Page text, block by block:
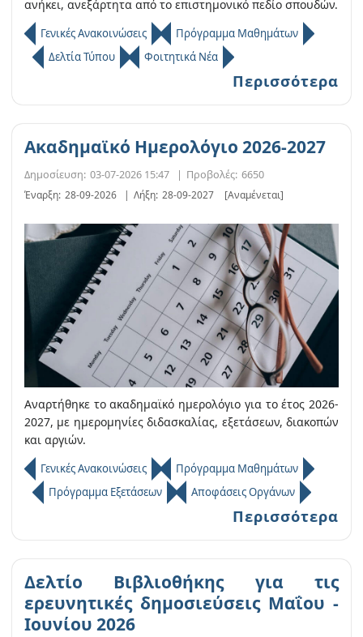
ανήκει, ανεξάρτητα από το επιστημονικό πεδίο σπουδών.
Γενικές Ανακοινώσεις
Πρόγραμμα Μαθημάτων
Δελτία Τύπου
Φοιτητικά Νέα
Περισσότερα
Ακαδημαϊκό Ημερολόγιο 2026-2027
Δημοσίευση: 03-07-2026 15:47 | Προβολές: 6650
Έναρξη: 28-09-2026 | Λήξη: 28-09-2027 [Αναμένεται]
Αναρτήθηκε το ακαδημαϊκό ημερολόγιο για το έτος 2026-
2027, με ημερομηνίες διδασκαλίας, εξετάσεων, διακοπών
και αργιών.
Γενικές Ανακοινώσεις
Πρόγραμμα Μαθημάτων
Πρόγραμμα Εξετάσεων
Αποφάσεις Οργάνων
Περισσότερα
Δελτίο Βιβλιοθήκης για τις
ερευνητικές δημοσιεύσεις Μαΐου -
Ιουνίου 2026